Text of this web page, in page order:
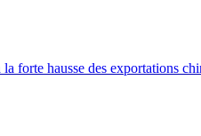
forte hausse des exportations